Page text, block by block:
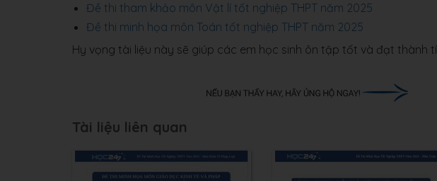
Đề thi tham khảo môn Vật lí tốt nghiệp THPT năm 2025
Đề thi minh họa môn Toán tốt nghiệp THPT năm 2025
Hy vọng tài liệu này sẽ giúp các em học sinh ôn tập tốt và đạt thành
Tài liệu liên quan